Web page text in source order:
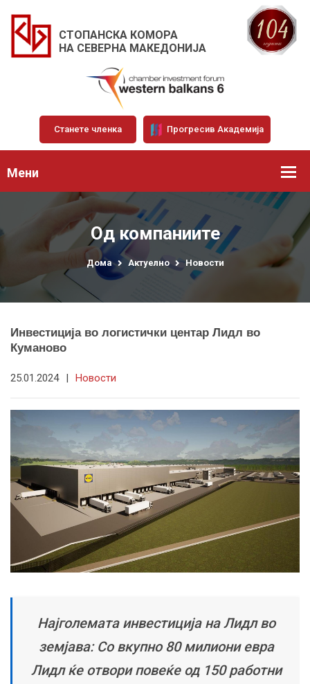
СТОПАНСКА КОМОРА
НА СЕВЕРНА МАКЕДОНИЈА
Станете членка Прогресив Академија
Мени
Од компаниите
Дома Актуелно Новости
Инвестиција во логистички центар Лидл во
Куманово
25.01.2024 | Новости
Најголемата инвестиција на Лидл во
земјава: Со вкупно 80 милиони евра
Лидл ќе отвори повеќе од 150 работни